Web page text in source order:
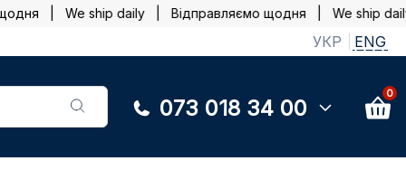
| We ship daily | Відправляємо щодня | We ship
УКР ENG
073 018 34 00
0